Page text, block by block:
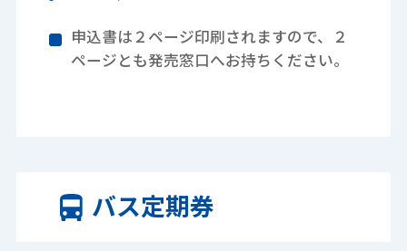
申込書は２ページ印刷されますので、２
ページとも発売窓口へお持ちください。
バス定期券